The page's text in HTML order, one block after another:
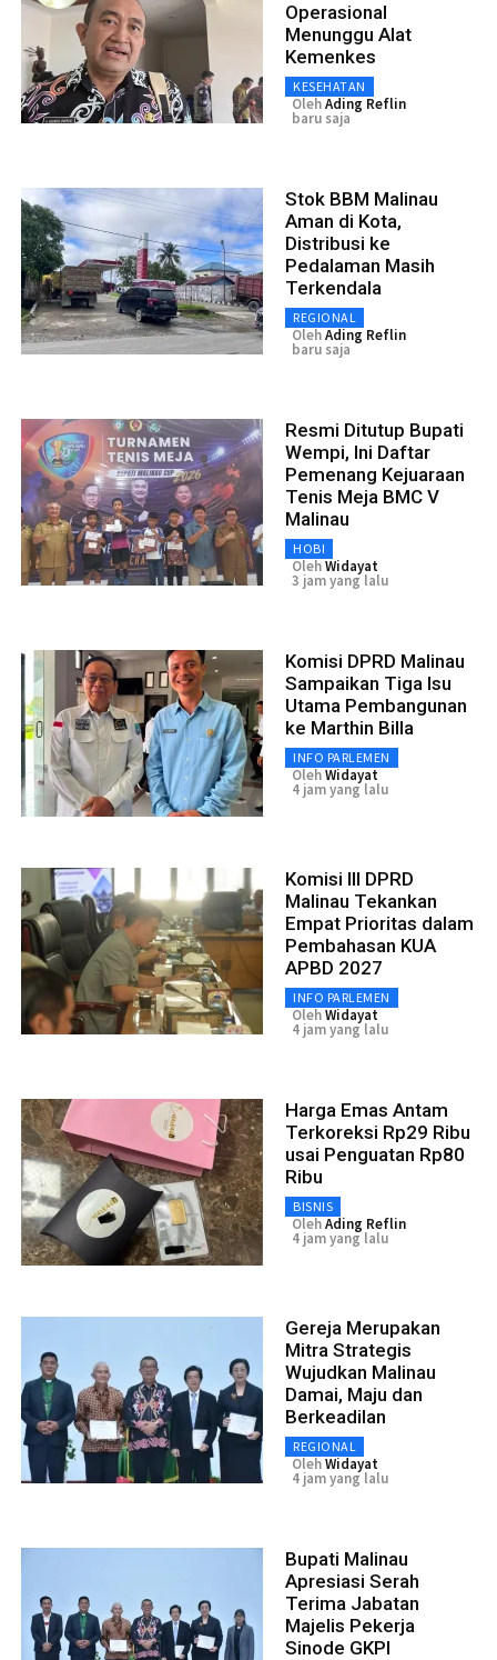
Operasional
Menunggu Alat
Kemenkes
KESEHATAN
OlehAding Reflin
baru saja
Stok BBM Malinau
Aman di Kota,
Distribusi ke
Pedalaman Masih
Terkendala
REGIONAL
OlehAding Reflin
baru saja
Resmi Ditutup Bupati
Wempi, Ini Daftar
Pemenang Kejuaraan
Tenis Meja BMC V
Malinau
HOBI
OlehWidayat
3 jam yang lalu
Komisi DPRD Malinau
Sampaikan Tiga Isu
Utama Pembangunan
ke Marthin Billa
INFO PARLEMEN
OlehWidayat
4 jam yang lalu
Komisi III DPRD
Malinau Tekankan
Empat Prioritas dalam
Pembahasan KUA
APBD 2027
INFO PARLEMEN
OlehWidayat
4 jam yang lalu
Harga Emas Antam
Terkoreksi Rp29 Ribu
usai Penguatan Rp80
Ribu
BISNIS
OlehAding Reflin
4 jam yang lalu
Gereja Merupakan
Mitra Strategis
Wujudkan Malinau
Damai, Maju dan
Berkeadilan
REGIONAL
OlehWidayat
4 jam yang lalu
Bupati Malinau
Apresiasi Serah
Terima Jabatan
Majelis Pekerja
Sinode GKPI